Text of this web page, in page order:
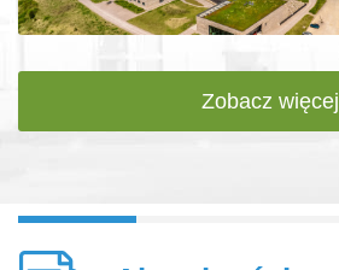
Zobacz więcej